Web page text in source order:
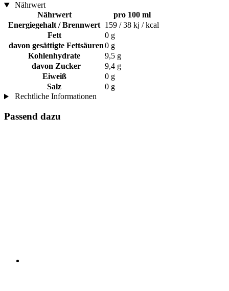
Nährwert
Nährwert
pro 100 ml
Energiegehalt / Brennwert 159 / 38 kj / kcal
Fett
0 g
davon gesättigte Fettsäuren0 g
Kohlenhydrate
9,5 g
davon Zucker
9,4 g
Eiweiß
0 g
Salz
0 g
Rechtliche Informationen
Passend dazu